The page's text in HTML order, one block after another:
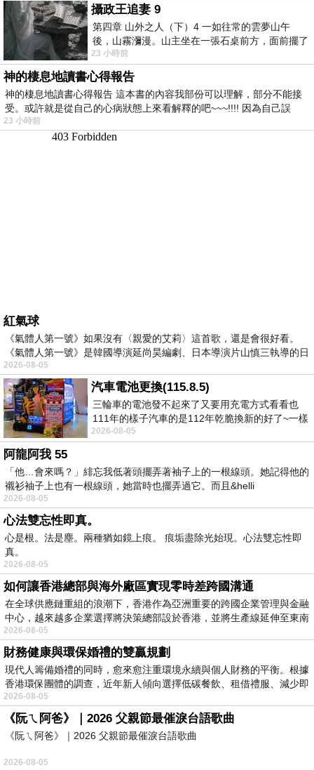
攝政王追妻 9
第四章 山外之人（下）4 一如往常的雲夢山午
後，山霧瀰漫。山主坐在一張石桌前方，面前擺了
一盤未下完的棋盤，還有一壺茶與兩只冒
23 小時前
神的棲息地讀書心得報告
神的棲息地讀書心得報告 這本書的內容我部份可以理解，部分不能接
受。或許就是從自己的心病狀態上來看解釋的吧~~~!!!! 因為自己誤
23 小時前
紅氣球
《氣體人第一號》如果沒有〈親愛的艾莉〉這首歌，還是會很好看。
《氣體人第一號》是韓國導演延尚昊編劇、日本導演片山慎三執導的日
2026-08-05
汽車電池更換(115.8.5)
三輪車的電池發不起來了又要用充電方式看看也
111年的樣子汽車的是112年乾脆換新的好了~一樣
在阿炮電池買的漲了一百多塊吧
2026-08-05
阿龍阿我 55
「他…會來嗎？」緋忘我低著頭擺弄著袖子上的一根線頭。她記得他的
襯衫袖子上也有一根線頭，她當時也擺弄過它。而且&helli
2026-08-05
心法雙忘性即真。
心是根。法是塵。兩種猶如鏡上痕。 痕垢盡除光始現。心法雙忘性即
真。
2026-08-05
如何讓香港總部與海外廠區實現零時差跨國溝通
在全球供應鏈重組的浪潮下，香港作為亞洲重要的跨國企業管理與金融
中心，越來越多企業選擇將決策總部設於香港，並將生產線延伸至東南
2026-08-05
財務健康與環保婚禮的雙贏規劃
現代人籌備婚禮的同時，愈來愈注重環境永續與個人財務的平衡。根據
香港環保團體的調查，近年新人傾向選擇低碳餐飲、租借禮服、減少即
2026-08-05
《阮ㄟ阿爸》｜2026 父親節最催淚台語歌曲
《阮ㄟ阿爸》｜2026 父親節最催淚台語歌曲
2026-08-05